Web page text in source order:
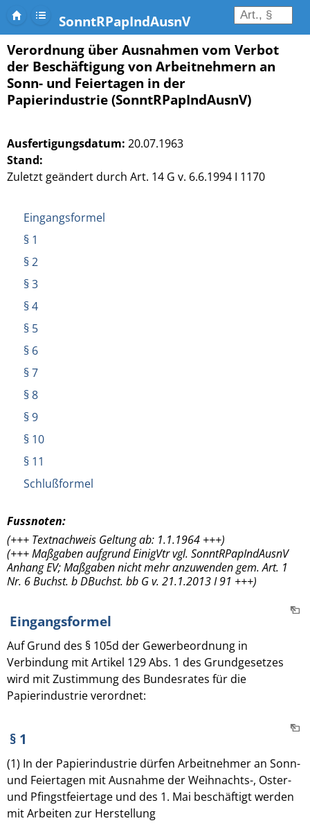
SonntRPapIndAusnV
Verordnung über Ausnahmen vom Verbot
der Beschäftigung von Arbeitnehmern an
Sonn- und Feiertagen in der
Papierindustrie (SonntRPapIndAusnV)
Ausfertigungsdatum: 20.07.1963
Stand:
Zuletzt geändert durch Art. 14 G v. 6.6.1994 I 1170
Eingangsformel
§ 1
§ 2
§ 3
§ 4
§ 5
§ 6
§ 7
§ 8
§ 9
§ 10
§ 11
Schlußformel
Fussnoten:
(+++ Textnachweis Geltung ab: 1.1.1964 +++)
(+++ Maßgaben aufgrund EinigVtr vgl. SonntRPapIndAusnV
Anhang EV; Maßgaben nicht mehr anzuwenden gem. Art. 1
Nr. 6 Buchst. b DBuchst. bb G v. 21.1.2013 I 91 +++)
Eingangsformel
Auf Grund des § 105d der Gewerbeordnung in
Verbindung mit Artikel 129 Abs. 1 des Grundgesetzes
wird mit Zustimmung des Bundesrates für die
Papierindustrie verordnet:
§ 1
(1) In der Papierindustrie dürfen Arbeitnehmer an Sonn-
und Feiertagen mit Ausnahme der Weihnachts-, Oster-
und Pfingstfeiertage und des 1. Mai beschäftigt werden
mit Arbeiten zur Herstellung